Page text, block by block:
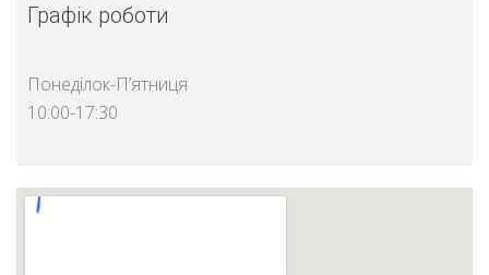
Графік роботи
Понеділок-П’ятниця
10:00-17:30